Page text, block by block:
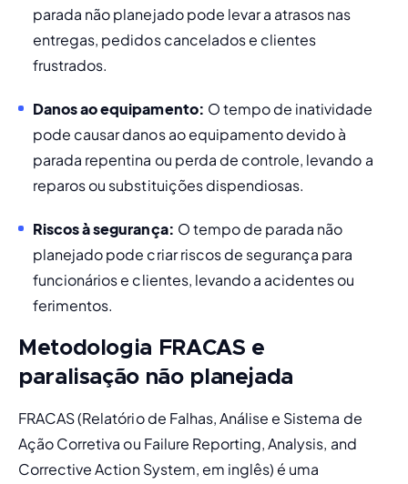
parada não planejado pode levar a atrasos nas
entregas, pedidos cancelados e clientes
frustrados.
Danos ao equipamento: O tempo de inatividade
pode causar danos ao equipamento devido à
parada repentina ou perda de controle, levando a
reparos ou substituições dispendiosas.
Riscos à segurança: O tempo de parada não
planejado pode criar riscos de segurança para
funcionários e clientes, levando a acidentes ou
ferimentos.
Metodologia FRACAS e
paralisação não planejada
FRACAS (Relatório de Falhas, Análise e Sistema de
Ação Corretiva ou Failure Reporting, Analysis, and
Corrective Action System, em inglês) é uma